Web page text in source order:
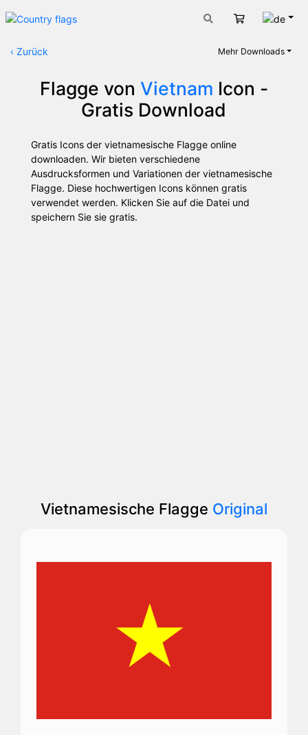
Warenkorb
‹ Zurück Mehr Downloads
Flagge von Vietnam Icon -
Gratis Download
Gratis Icons der vietnamesische Flagge online
downloaden. Wir bieten verschiedene
Ausdrucksformen und Variationen der vietnamesische
Flagge. Diese hochwertigen Icons können gratis
verwendet werden. Klicken Sie auf die Datei und
speichern Sie sie gratis.
Vietnamesische Flagge Original